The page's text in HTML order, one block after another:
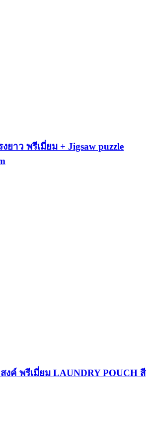
ยาว พรีเมี่ยม + Jigsaw puzzle
งค์ พรีเมี่ยม LAUNDRY POUCH สี